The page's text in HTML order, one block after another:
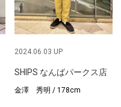
2024.06.03 UP
SHIPS なんばパークス店
金澤 秀明 / 178cm